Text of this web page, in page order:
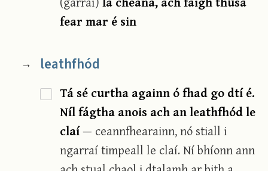
fear mar é sin
→ leathfhód
Tá sé curtha againn ó fhad go dtí é.
Níl fágtha anois ach an leathfhód le
claí— ceannfhearainn, nó stiall i
ngarraí timpeall le claí. Ní bhíonn ann